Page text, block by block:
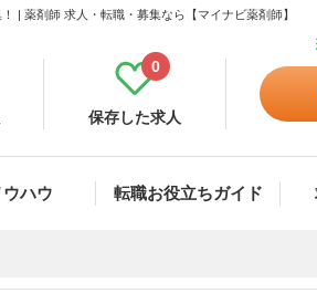
| 薬剤師 求人・転職・募集なら【マイナビ薬剤師】
保存した求人
0
ハウ 転職お役立ちガイド